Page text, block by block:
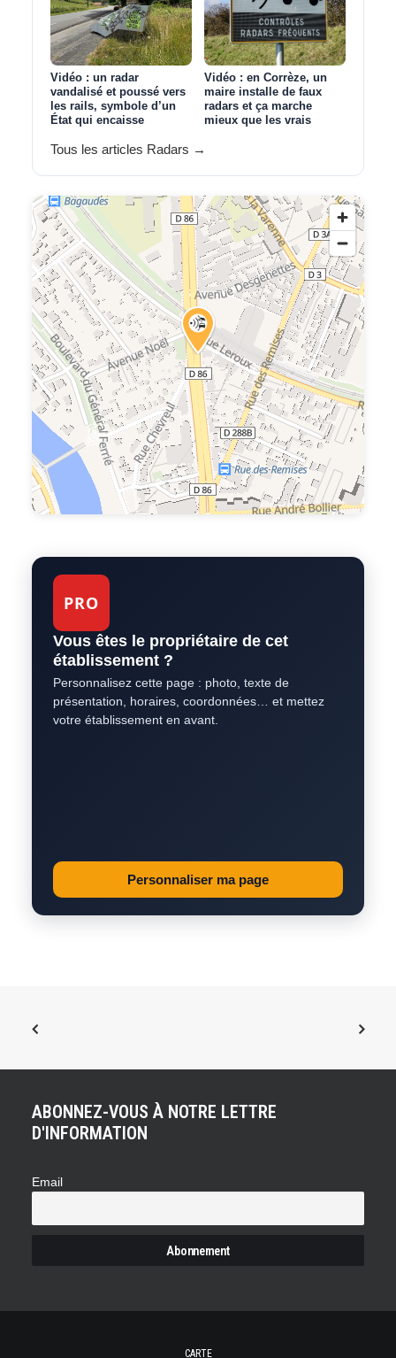
Vidéo : un radar
vandalisé et poussé vers
les rails, symbole d’un
État qui encaisse
Vidéo : en Corrèze, un
maire installe de faux
radars et ça marche
mieux que les vrais
Tous les articles Radars →
PRO
Vous êtes le propriétaire de cet
établissement ?
Personnalisez cette page : photo, texte de
présentation, horaires, coordonnées… et mettez
votre établissement en avant.
Personnaliser ma page
ABONNEZ-VOUS À NOTRE LETTRE
D'INFORMATION
Email
CARTE